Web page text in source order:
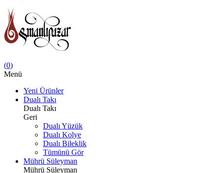
(0)
Menü
Yeni Ürünler
Dualı Takı
Dualı Takı
Geri
Dualı Yüzük
Dualı Kolye
Dualı Bileklik
Tümünü Gör
Mührü Süleyman
Mührü Süleyman